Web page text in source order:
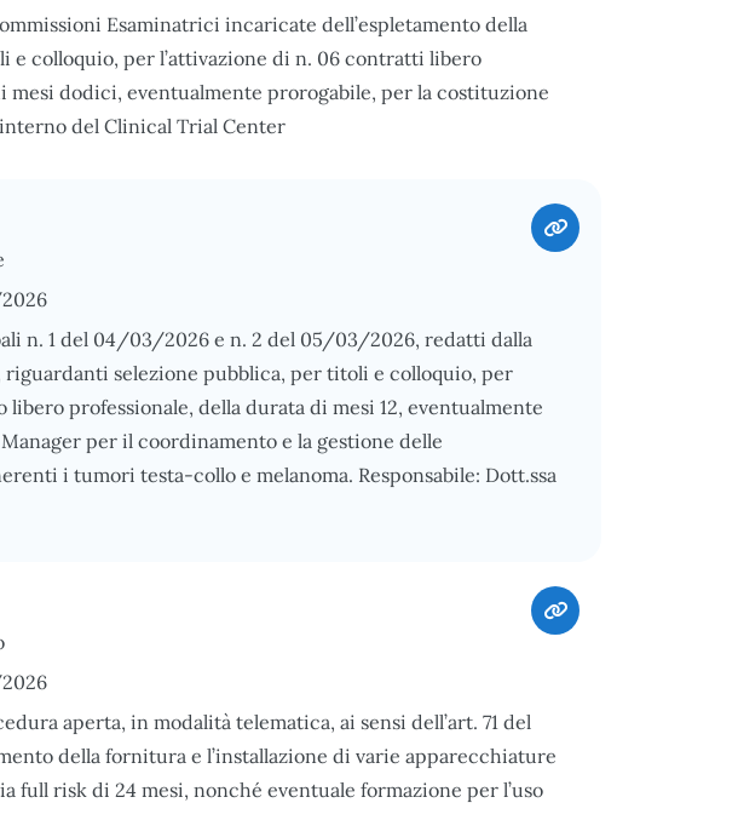
Esaminatrici incaricate dell’espletamento della
e colloquio, per l’attivazione di n. 06 contratti libero
mesi dodici, eventualmente prorogabile, per la costituzione
del Clinical Trial Center
n. 1 del 04/03/2026 e n. 2 del 05/03/2026, redatti dalla
riguardanti selezione pubblica, per titoli e colloquio, per
professionale, della durata di mesi 12, eventualmente
per il coordinamento e la gestione delle
i tumori testa-collo e melanoma. Responsabile: Dott.ssa
aperta, in modalità telematica, ai sensi dell’art. 71 del
della fornitura e l’installazione di varie apparecchiature
full risk di 24 mesi, nonché eventuale formazione per l’uso